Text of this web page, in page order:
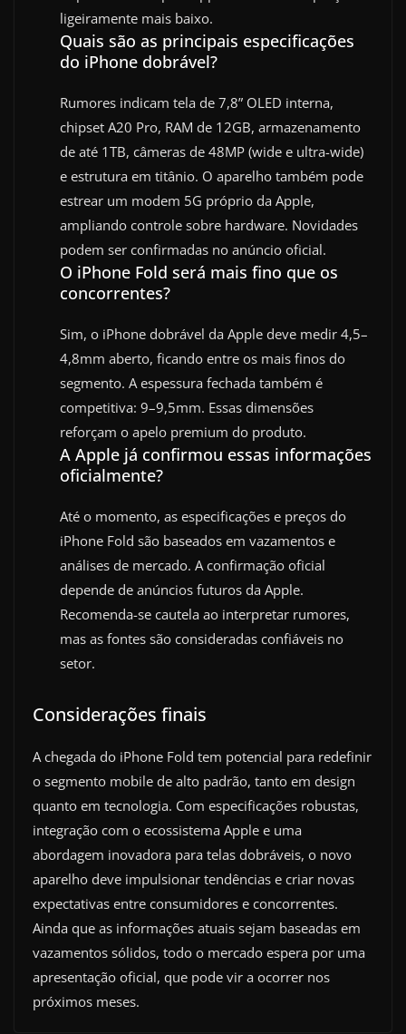
ligeiramente mais baixo.
Quais são as principais especificações
do iPhone dobrável?
Rumores indicam tela de 7,8” OLED interna,
chipset A20 Pro, RAM de 12GB, armazenamento
de até 1TB, câmeras de 48MP (wide e ultra-wide)
e estrutura em titânio. O aparelho também pode
estrear um modem 5G próprio da Apple,
ampliando controle sobre hardware. Novidades
podem ser confirmadas no anúncio oficial.
O iPhone Fold será mais fino que os
concorrentes?
Sim, o iPhone dobrável da Apple deve medir 4,5–
4,8mm aberto, ficando entre os mais finos do
segmento. A espessura fechada também é
competitiva: 9–9,5mm. Essas dimensões
reforçam o apelo premium do produto.
A Apple já confirmou essas informações
oficialmente?
Até o momento, as especificações e preços do
iPhone Fold são baseados em vazamentos e
análises de mercado. A confirmação oficial
depende de anúncios futuros da Apple.
Recomenda-se cautela ao interpretar rumores,
mas as fontes são consideradas confiáveis no
setor.
Considerações finais
A chegada do iPhone Fold tem potencial para redefinir
o segmento mobile de alto padrão, tanto em design
quanto em tecnologia. Com especificações robustas,
integração com o ecossistema Apple e uma
abordagem inovadora para telas dobráveis, o novo
aparelho deve impulsionar tendências e criar novas
expectativas entre consumidores e concorrentes.
Ainda que as informações atuais sejam baseadas em
vazamentos sólidos, todo o mercado espera por uma
apresentação oficial, que pode vir a ocorrer nos
próximos meses.